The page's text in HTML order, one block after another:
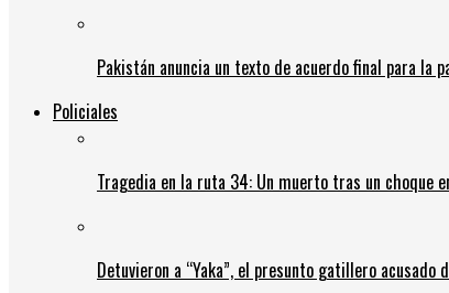
Pakistán anuncia un texto de acuerdo final para la
Policiales
Tragedia en la ruta 34: Un muerto tras un choque
Detuvieron a “Yaka”, el presunto gatillero